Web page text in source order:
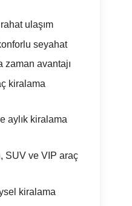
ulaşım
seyahat
zaman avantajı
kiralama
aylık kiralama
SUV ve VIP araç
kiralama